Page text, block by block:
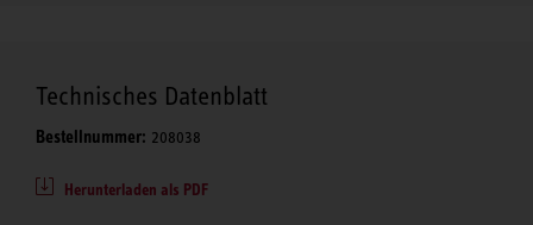
Technisches Datenblatt
Bestellnummer: 208038
Herunterladen als PDF